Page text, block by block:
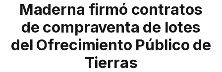
Maderna firmó contratos
de compraventa de lotes
del Ofrecimiento Público de
Tierras